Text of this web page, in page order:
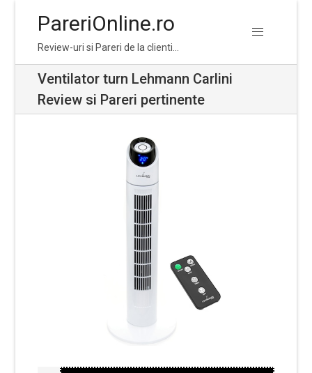
navigation
content
PareriOnline.ro
Review-uri si Pareri de la clienti…
Ventilator turn Lehmann Carlini
Review si Pareri pertinente